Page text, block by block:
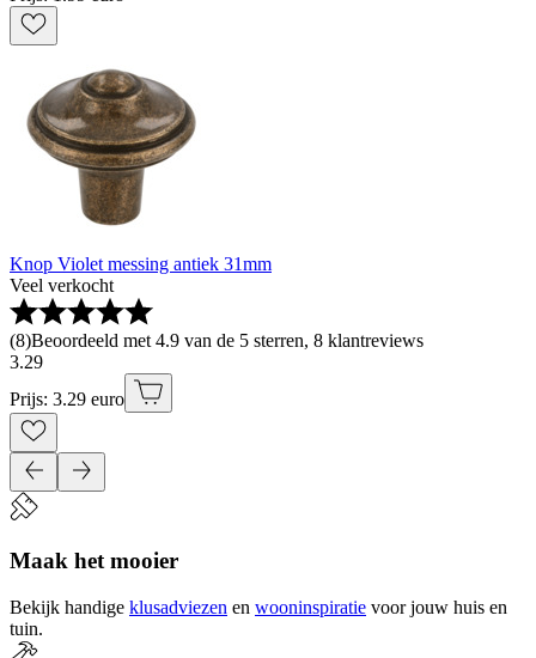
Knop Violet messing antiek 31mm
Veel verkocht
(8)Beoordeeld met 4.9 van de 5 sterren, 8 klantreviews
3.29
Prijs: 3.29 euro
Maak het mooier
Bekijk handige klusadviezen en wooninspiratie voor jouw huis en
tuin.